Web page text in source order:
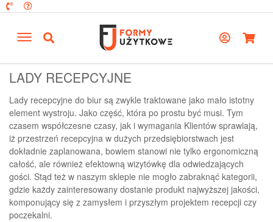
LADY RECEPCYJNE
Lady recepcyjne do biur są zwykle traktowane jako mało istotny
element wystroju. Jako część, która po prostu być musi. Tym
czasem współczesne czasy, jak i wymagania Klientów sprawiają,
iż przestrzeń recepcyjna w dużych przedsiębiorstwach jest
dokładnie zaplanowana, bowiem stanowi nie tylko ergonomiczną
całość, ale również efektowną wizytówkę dla odwiedzających
gości. Stąd też w naszym sklepie nie mogło zabraknąć kategorii,
gdzie każdy zainteresowany dostanie produkt najwyższej jakości,
komponujący się z zamysłem i przyszłym projektem recepcji czy
poczekalni.